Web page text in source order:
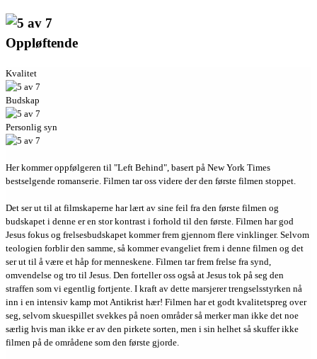
Oppløftende
Kvalitet
Budskap
Personlig syn
Her kommer oppfølgeren til "Left Behind", basert på New York Times
bestselgende romanserie. Filmen tar oss videre der den første filmen stoppet.
Det ser ut til at filmskaperne har lært av sine feil fra den første filmen og
budskapet i denne er en stor kontrast i forhold til den første. Filmen har god
Jesus fokus og frelsesbudskapet kommer frem gjennom flere vinklinger. Selvom
teologien forblir den samme, så kommer evangeliet frem i denne filmen og det
ser ut til å være et håp for menneskene. Filmen tar frem frelse fra synd,
omvendelse og tro til Jesus. Den forteller oss også at Jesus tok på seg den
straffen som vi egentlig fortjente. I kraft av dette marsjerer trengselsstyrken nå
inn i en intensiv kamp mot Antikrist hær! Filmen har et godt kvalitetspreg over
seg, selvom skuespillet svekkes på noen områder så merker man ikke det noe
særlig hvis man ikke er av den pirkete sorten, men i sin helhet så skuffer ikke
filmen på de områdene som den første gjorde.